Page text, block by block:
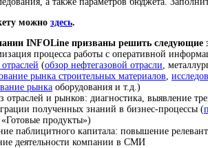
можно здесь.
INFOLine призваны решить следующие
процесса работы с оперативной
(обзор нефтегазовой отрасли ,
рынка строительных материалов
рынка оборудования и т.д.)
отраслей и рынков: диагностика, выявление
полученных знаний в бизнес-процессы (
«Готовые продукты»)
паблицитного капитала: повышение
деятельности компании в СМИ